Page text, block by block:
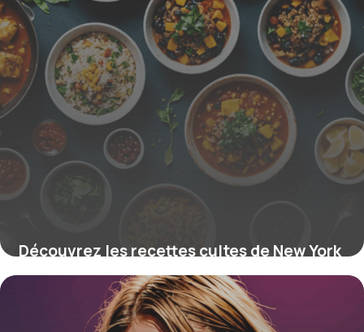
Découvrez les recettes cultes de New York
qui font vibrer la ville et révèlent ses
secrets culinaires exclusifs